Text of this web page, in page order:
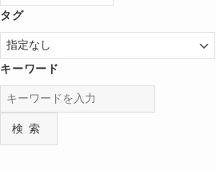
タグ
キーワード
検索